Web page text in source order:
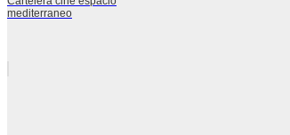
mediterraneo